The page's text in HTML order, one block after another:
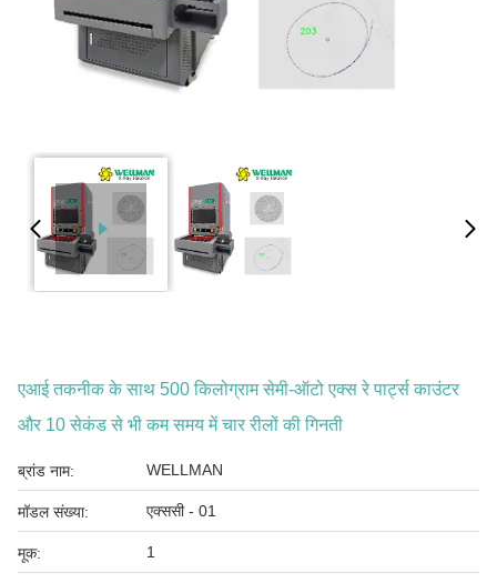
एआई तकनीक के साथ 500 किलोग्राम सेमी-ऑटो एक्स रे पार्ट्स काउंटर
और 10 सेकंड से भी कम समय में चार रीलों की गिनती
ब्रांड नाम: WELLMAN
मॉडल संख्या: एक्ससी - 01
मूक: 1